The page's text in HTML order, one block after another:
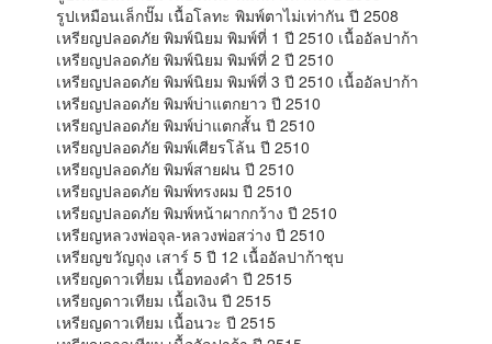
รูปเหมือนเล็กปั๊ม เนื้อโลทะ พิมพ์ตาไม่เท่ากัน ปี 2508
เหรียญปลอดภัย พิมพ์นิยม พิมพ์ที่ 1 ปี 2510 เนื้ออัลปาก้า
เหรียญปลอดภัย พิมพ์นิยม พิมพ์ที่ 2 ปี 2510
เหรียญปลอดภัย พิมพ์นิยม พิมพ์ที่ 3 ปี 2510 เนื้ออัลปาก้า
เหรียญปลอดภัย พิมพ์บ่าแตกยาว ปี 2510
เหรียญปลอดภัย พิมพ์บ่าแตกสั้น ปี 2510
เหรียญปลอดภัย พิมพ์เศียรโล้น ปี 2510
เหรียญปลอดภัย พิมพ์สายฝน ปี 2510
เหรียญปลอดภัย พิมพ์ทรงผม ปี 2510
เหรียญปลอดภัย พิมพ์หน้าผากกว้าง ปี 2510
เหรียญหลวงพ่อจุล-หลวงพ่อสว่าง ปี 2510
เหรียญขวัญถุง เสาร์ 5 ปี 12 เนื้ออัลปาก้าชุบ
เหรียญดาวเที่ยม เนื้อทองคำ ปี 2515
เหรียญดาวเทียม เนื้อเงิน ปี 2515
เหรียญดาวเทียม เนื้อนวะ ปี 2515